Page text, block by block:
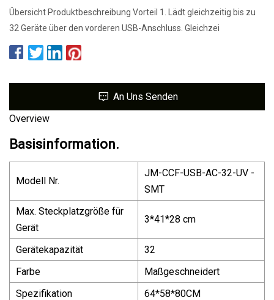
Übersicht Produktbeschreibung Vorteil 1. Lädt gleichzeitig bis zu
32 Geräte über den vorderen USB-Anschluss. Gleichzei
An Uns Senden
Overview
Basisinformation.
Modell Nr.
JM-CCF-USB-AC-32-UV -
SMT
Max. Steckplatzgröße für
Gerät
3*41*28 cm
Gerätekapazität
32
Farbe
Maßgeschneidert
Spezifikation
64*58*80CM